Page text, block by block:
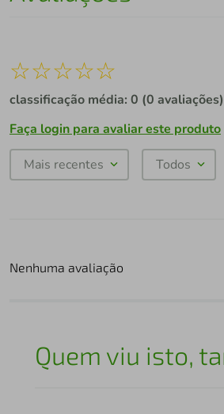
☆☆☆☆☆
classificação média: 0 (0 avaliações)
Faça login para avaliar este produto
Mais recentes Todos
Nenhuma avaliação
Quem viu isto,